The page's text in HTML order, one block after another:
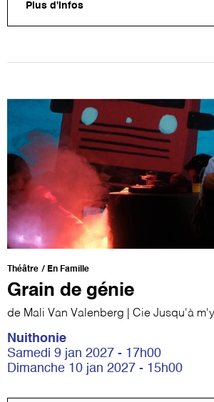
Plus d'infos
Théâtre En Famille
Grain de génie
de Mali Van Valenberg | Cie Jusqu'à
Nuithonie
Samedi 9 jan 2027 - 17h00
Dimanche 10 jan 2027 - 15h00